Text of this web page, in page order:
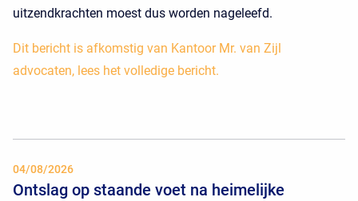
uitzendkrachten moest dus worden nageleefd.
Dit bericht is afkomstig van Kantoor Mr. van Zijl
advocaten, lees het volledige bericht.
04/08/2026
Ontslag op staande voet na heimelijke